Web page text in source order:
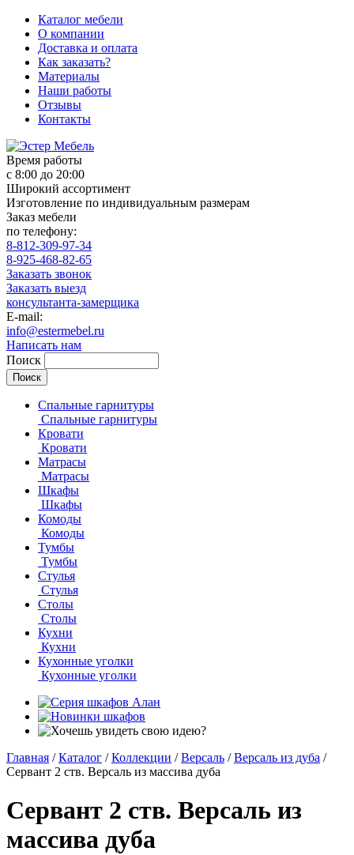
Каталог мебели
О компании
Доставка и оплата
Как заказать?
Материалы
Наши работы
Отзывы
Контакты
Время работы
с 8:00 до 20:00
Широкий ассортимент
Изготовление по индивидуальным размерам
Заказ мебели
по телефону:
8-812-309-97-34
8-925-468-82-65
Заказать звонок
Заказать выезд
консультанта-замерщика
E-mail:
info@estermebel.ru
Написать нам
Поиск
Спальные гарнитуры
Спальные гарнитуры
Кровати
Кровати
Матрасы
Матрасы
Шкафы
Шкафы
Комоды
Комоды
Тумбы
Тумбы
Стулья
Стулья
Столы
Столы
Кухни
Кухни
Кухонные уголки
Кухонные уголки
Главная / Каталог / Коллекции / Версаль / Версаль из дуба /
Сервант 2 ств. Версаль из массива дуба
Сервант 2 ств. Версаль из
массива дуба